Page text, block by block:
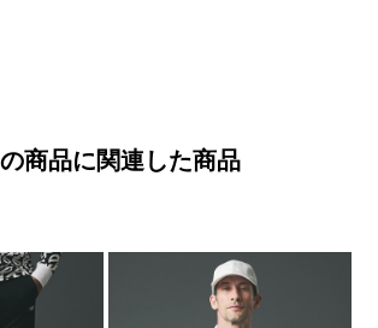
商品に関連した商品